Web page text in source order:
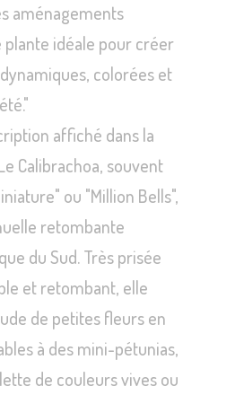
aménagements
plante idéale pour créer
colorées et
affiché dans la
Calibrachoa, souvent
ou "Million Bells",
retombante
du Sud. Très prisée
et retombant, elle
de petites fleurs en
à des mini-pétunias,
de couleurs vives ou